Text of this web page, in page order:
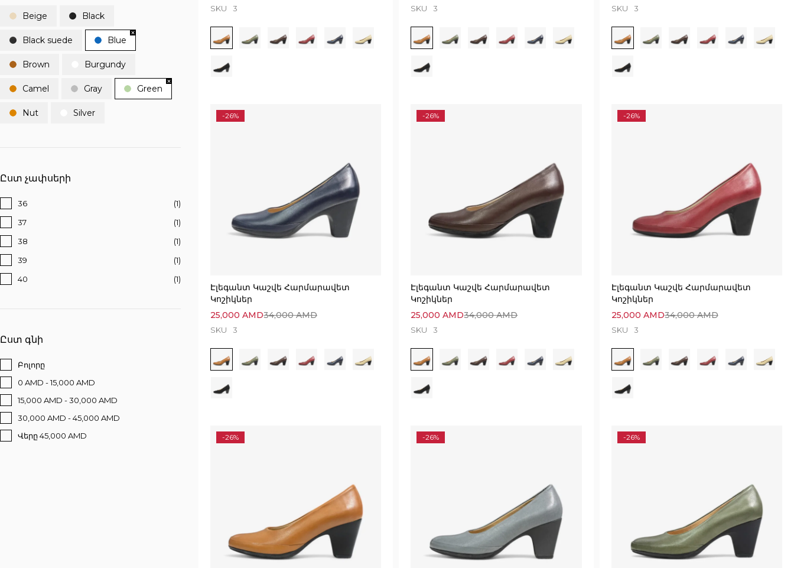
Beige Black
Black suede Blue
Brown Burgundy
Camel Gray Green
Nut Silver
Ըստ չափսերի
36
(1)
37
(1)
38
(1)
39
(1)
40
(1)
Ըստ գնի
Բոլորը
0 AMD - 15,000 AMD
15,000 AMD - 30,000 AMD
30,000 AMD - 45,000 AMD
Վերը 45,000 AMD
SKU 3 SKU 3 SKU 3
-26%
Էլեգանտ Կաշվե Հարմարավետ
Կոշիկներ
34,000AMD
25,000 AMD
SKU 3
-26%
Էլեգանտ Կաշվե Հարմարավետ
Կոշիկներ
34,000AMD
25,000AMD
SKU 3
-26%
Էլեգանտ Կաշվե Հարմարավետ
Կոշիկներ
34,000AMD
25,000 AMD
SKU 3
-26% -26% -26%